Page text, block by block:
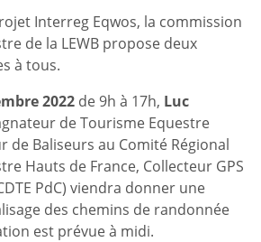
Interreg Eqwos, la commission
de la LEWB propose deux
à tous.
2022 de 9h à 17h, Luc
de Tourisme Equestre
de Baliseurs au Comité Régional
Hauts de France, Collecteur GPS
PdC) viendra donner une
des chemins de randonnée
est prévue à midi.